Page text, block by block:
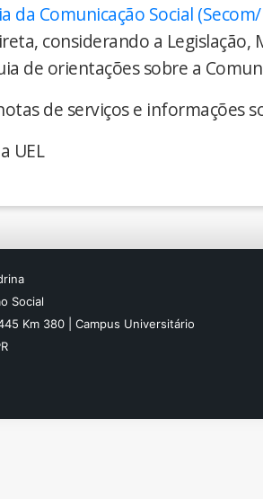
da Comunicação Social (Secom/
considerando a Legislação,
de orientações sobre a
de serviços e informações
UEL
Social
Km 380 | Campus Universitário